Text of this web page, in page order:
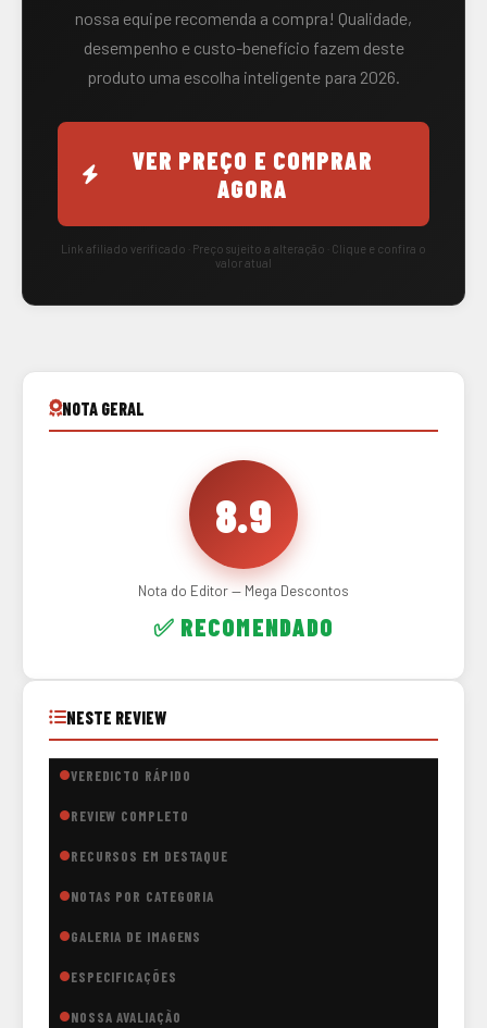
nossa equipe recomenda a compra! Qualidade,
desempenho e custo-benefício fazem deste
produto uma escolha inteligente para 2026.
VER PREÇO E COMPRAR
AGORA
Link afiliado verificado · Preço sujeito a alteração · Clique e confira o
valor atual
NOTA GERAL
8.9
Nota do Editor — Mega Descontos
✅ RECOMENDADO
NESTE REVIEW
VEREDICTO RÁPIDO
REVIEW COMPLETO
RECURSOS EM DESTAQUE
NOTAS POR CATEGORIA
GALERIA DE IMAGENS
ESPECIFICAÇÕES
NOSSA AVALIAÇÃO